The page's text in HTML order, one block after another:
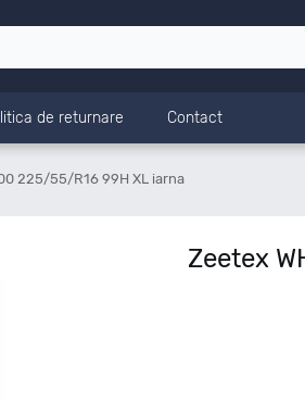
de returnare Contact
225/55/R16 99H XL iarna
Zeetex